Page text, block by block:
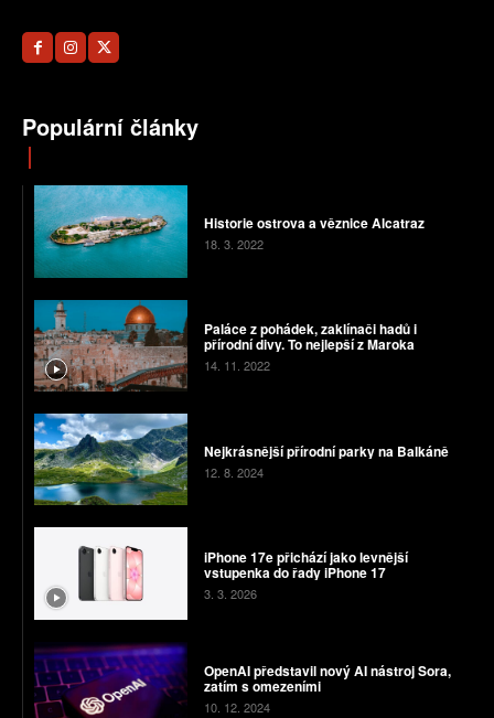
Populární články
Historie ostrova a věznice Alcatraz
18. 3. 2022
Paláce z pohádek, zaklínači hadů i
přírodní divy. To nejlepší z Maroka
14. 11. 2022
Nejkrásnější přírodní parky na Balkáně
12. 8. 2024
iPhone 17e přichází jako levnější
vstupenka do řady iPhone 17
3. 3. 2026
OpenAI představil nový AI nástroj Sora,
zatím s omezeními
10. 12. 2024